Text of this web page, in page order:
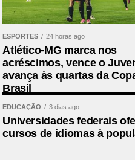
ESPORTES 24 horas ago
Atlético-MG marca nos
acréscimos, vence o
avança às quartas da
Brasil
EDUCAÇÃO 3 dias ago
Universidades federais
cursos de idiomas à